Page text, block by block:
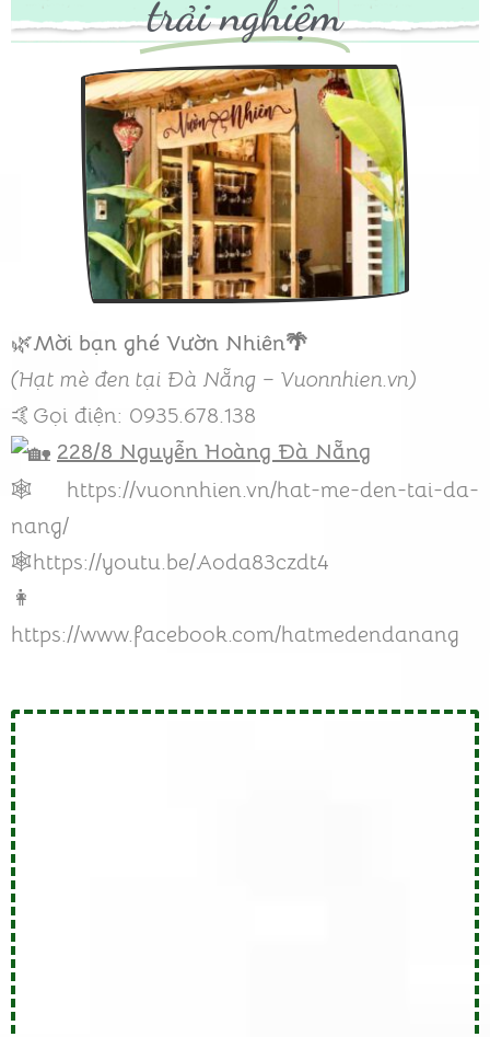
trải nghiệm
🌿Mời bạn ghé Vườn Nhiên🌴
(Hạt mè đen tại Đà Nẵng – Vuonnhien.vn)
🤙Gọi điện: 0935.678.138
228/8 Nguyễn Hoàng Đà Nẵng
🕸️ https://vuonnhien.vn/hat-me-den-tai-da-
nang/
🕸️https://youtu.be/Aoda83czdt4
👩
https://www.facebook.com/hatmedendanang